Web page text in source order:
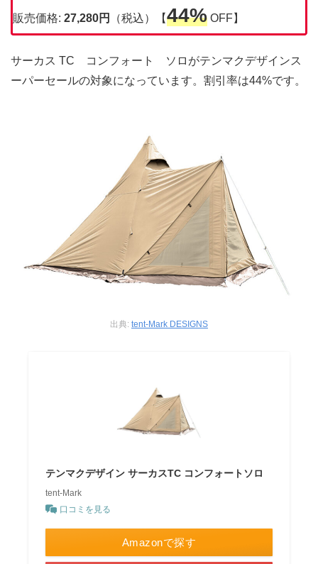
販売価格: 27,280円 （税込）【44% OFF】
サーカス TC コンフォート ソロがテンマクデザインス
ーパーセールの対象になっています。割引率は44%です。
出典: tent-Mark DESIGNS
テンマクデザイン サーカスTC コンフォートソロ
tent-Mark
口コミを見る
Amazonで探す